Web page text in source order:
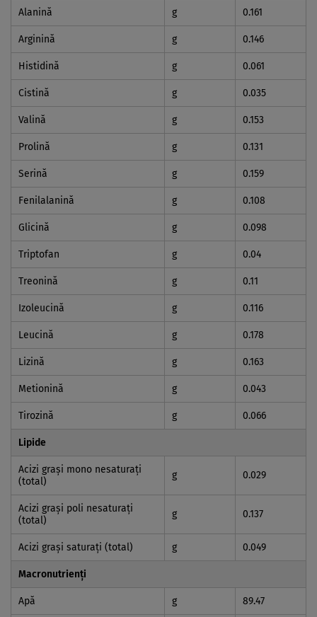
Alanină g 0.161
Arginină g 0.146
Histidină g 0.061
Cistină g 0.035
Valină g 0.153
Prolină g 0.131
Serină g 0.159
Fenilalanină g 0.108
Glicină g 0.098
Triptofan g 0.04
Treonină g 0.11
Izoleucină g 0.116
Leucină g 0.178
Lizină g 0.163
Metionină g 0.043
Tirozină g 0.066
Lipide
Acizi graşi mono nesaturaţi
(total)
g 0.029
Acizi graşi poli nesaturaţi
(total)
g 0.137
Acizi graşi saturaţi (total) g 0.049
Macronutrienți
Apă g 89.47